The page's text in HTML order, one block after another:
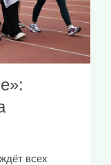
всех